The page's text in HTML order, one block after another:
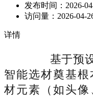
发布时间： 2026-
访问量： 2026-04-
详情
基于预设
智能选材奠基
材元素（如头